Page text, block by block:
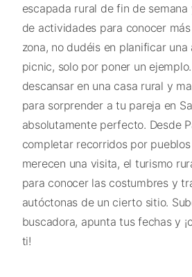
escapada rural de fin de
de actividades para conocer
zona, no dudéis en planificar
picnic, solo por poner un
descansar en una casa rural y
para sorprender a tu pareja en
absolutamente perfecto. Desde
completar recorridos por
merecen una visita, el turismo
para conocer las costumbres y
autóctonas de un cierto sitio.
buscadora, apunta tus fechas y
ti!